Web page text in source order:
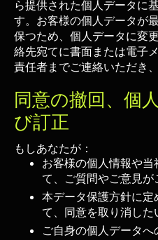
ら提供された個人データに
す。お客様の個人データが
保つため、個人データに変
絡先宛てに書面または電子
責任者までご連絡いただき
同意の撤回、個
び訂正
もしあなたが：
お客様の個人情報や
て、ご質問やご意見が
本データ保護方針に
て、同意を取り消した
ご自身の個人データ